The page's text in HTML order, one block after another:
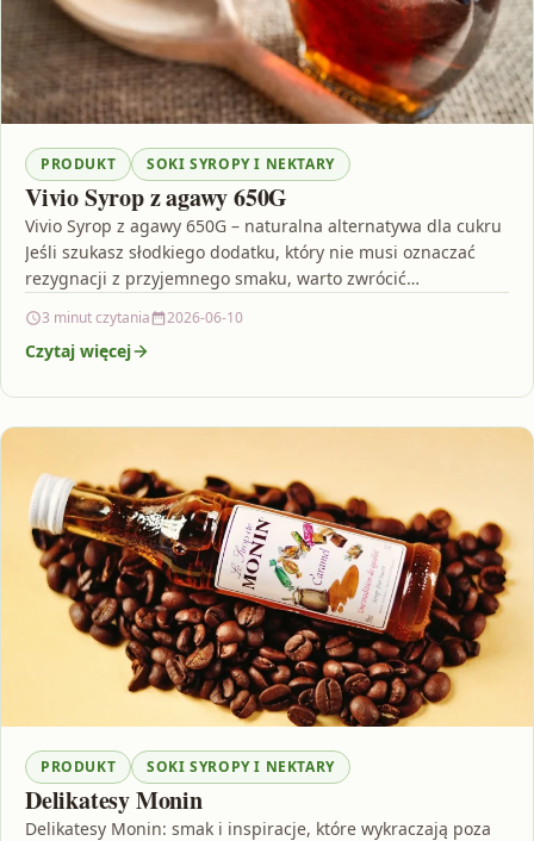
PRODUKT SOKI SYROPY I NEKTARY
Vivio Syrop z agawy 650G
Vivio Syrop z agawy 650G – naturalna alternatywa dla cukru
Jeśli szukasz słodkiego dodatku, który nie musi oznaczać
rezygnacji z przyjemnego smaku, warto zwrócić…
3 minut czytania 2026-06-10
Czytaj więcej
PRODUKT SOKI SYROPY I NEKTARY
Delikatesy Monin
Delikatesy Monin: smak i inspiracje, które wykraczają poza